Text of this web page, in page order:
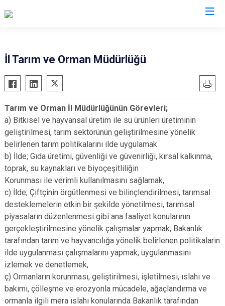
İl Tarım ve Orman Müdürlüğü
Tarım ve Orman İl Müdürlüğünün Görevleri;
a) Bitkisel ve hayvansal üretim ile su ürünleri üretiminin
geliştirilmesi, tarım sektörünün geliştirilmesine yönelik
belirlenen tarım politikalarını ilde uygulamak
b) İlde; Gıda üretimi, güvenliği ve güvenirliği, kırsal kalkınma,
toprak, su kaynakları ve biyoçeşitliliğin
Korunması ile verimli kullanılmasını sağlamak,
c) İlde; Çiftçinin örgütlenmesi ve bilinçlendirilmesi, tarımsal
desteklemelerin etkin bir şekilde yönetilmesi, tarımsal
piyasaların düzenlenmesi gibi ana faaliyet konularının
gerçekleştirilmesine yönelik çalışmalar yapmak; Bakanlık
tarafından tarım ve hayvancılığa yönelik belirlenen politikaların
ilde uygulanması çalışmalarını yapmak, uygulanmasını
izlemek ve denetlemek,
ç) Ormanların korunması, geliştirilmesi, işletilmesi, ıslahı ve
bakımı, çölleşme ve erozyonla mücadele, ağaçlandırma ve
ormanla ilgili mera ıslahı konularında Bakanlık tarafından